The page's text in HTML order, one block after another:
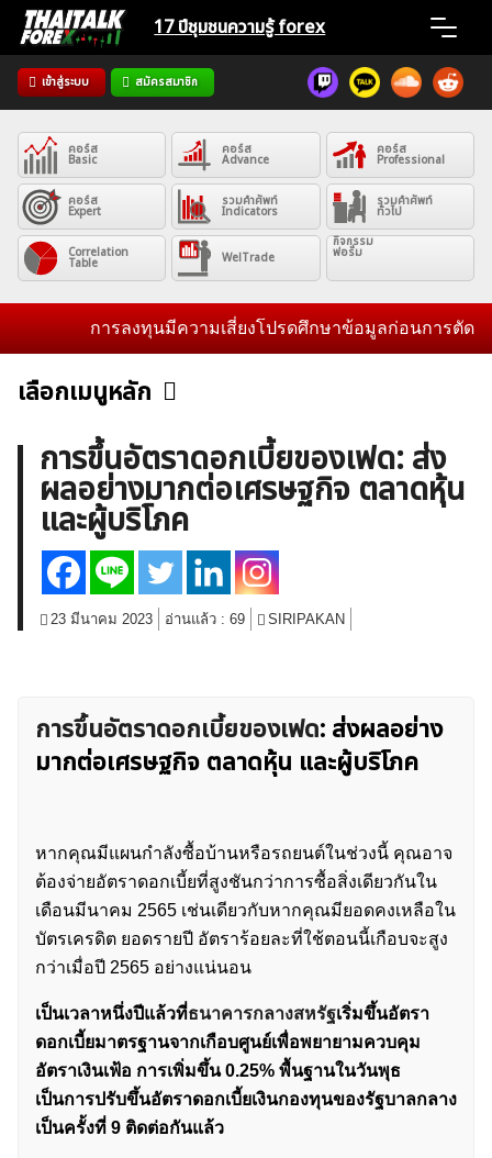
Skip
content
17 ปีชุมชนความรู้ forex
เข้าสู่ระบบ สมัครสมาชิก
Home
News
Articles
VPS Register
ค้นหา
สำหรับ:
คอร์ส
Basic
คอร์ส
Advance
คอร์ส
Professional
คอร์ส
Expert
รวมคำศัพท์
Indicators
รวมคำศัพท์
ทั่วไป
Correlation
Table WelTrade
กิจกรรม
ฟอรั่ม
การลงทุนมีความเสี่ยงโปรดศึกษาข้อมูลก่อนการตัดสินใ
เลือกเมนูหลัก
ข่าวฟอเร็กซ์และสกุลเงิน คริปโตเคอร์เรนซี
ฟรีซิกแนล รายวัน
บทวิเคราะห์
เศรษฐกิจทั่วไป ดัชนี-หุ้น
พันธบัตร
สินค้าโภคภัณฑ์
โบรกเกอร์ FX
กองทุน Forex
ฟรี EA
การขึ้นอัตราดอกเบี้ยของเฟด: ส่ง
ผลอย่างมากต่อเศรษฐกิจ ตลาดหุ้น
และผู้บริโภค
23 มีนาคม 2023 อ่านแล้ว : 69 SIRIPAKAN
การขึ้นอัตราดอกเบี้ยของเฟด: ส่งผลอย่าง
มากต่อเศรษฐกิจ ตลาดหุ้น และผู้บริโภค
หากคุณมีแผนกำลังซื้อบ้านหรือรถยนต์ในช่วงนี้ คุณอาจ
ต้องจ่ายอัตราดอกเบี้ยที่สูงชันกว่าการซื้อสิ่งเดียวกันใน
เดือนมีนาคม 2565 เช่นเดียวกับหากคุณมียอดคงเหลือใน
บัตรเครดิต ยอดรายปี อัตราร้อยละที่ใช้ตอนนี้เกือบจะสูง
กว่าเมื่อปี 2565 อย่างแน่นอน
เป็นเวลาหนึ่งปีแล้วที่ธนาคารกลางสหรัฐเริ่มขึ้นอัตรา
ดอกเบี้ยมาตรฐานจากเกือบศูนย์เพื่อพยายามควบคุม
อัตราเงินเฟ้อ การเพิ่มขึ้น 0.25% พื้นฐานในวันพุธ
เป็นการปรับขึ้นอัตราดอกเบี้ยเงินกองทุนของรัฐบาลกลาง
เป็นครั้งที่ 9 ติดต่อกันแล้ว